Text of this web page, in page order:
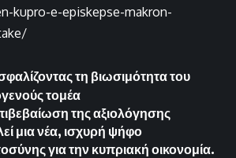
kupro-e-episkepse-makron-
τη βιωσιμότητα του
τομέα
της αξιολόγησης
μια νέα, ισχυρή ψήφο
για την κυπριακή οικονομία.